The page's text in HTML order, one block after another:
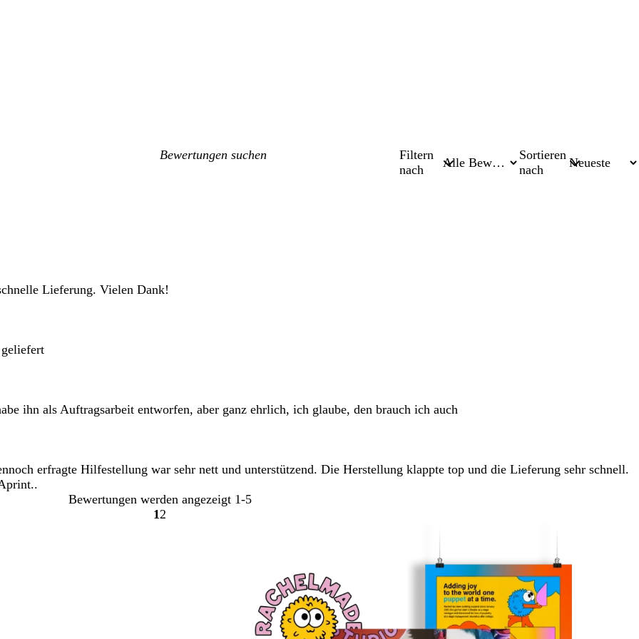
Meine
Filtern
nach
Sortieren
nach
Lieferung. Vielen Dank!
ihn als Auftragsarbeit entworfen, aber ganz ehrlich, ich glaube, den brauch ich auch
erfragte Hilfestellung war sehr nett und unterstützend. Die Herstellung klappte top und die Lieferung sehr schnell.
Bewertungen werden angezeigt 1-5
Gehe
1 Gehe
2